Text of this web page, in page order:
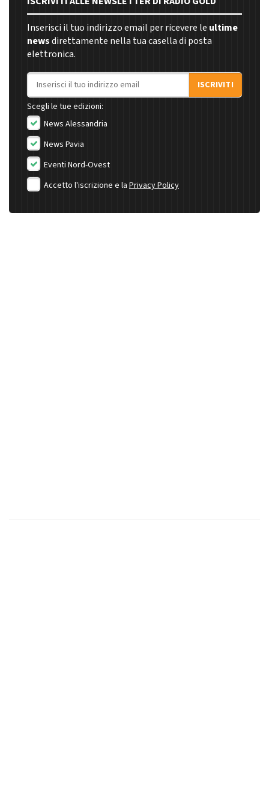
Inserisci il tuo indirizzo email per ricevere le ultime
newsdirettamente nella tua casella di posta
elettronica.
Indirizzo email
ISCRIVITI
Scegli le tue edizioni:
News Alessandria
News Pavia
Eventi Nord-Ovest
Accetto l'iscrizione e la Privacy Policy